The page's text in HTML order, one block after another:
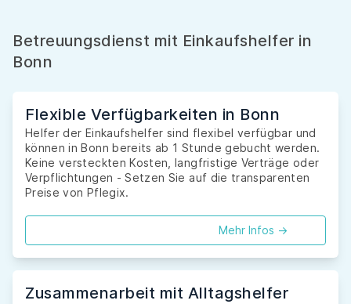
Betreuungsdienst mit Einkaufshelfer in
Bonn
Flexible Verfügbarkeiten in Bonn
Helfer der Einkaufshelfer sind flexibel verfügbar und
können in Bonn bereits ab 1 Stunde gebucht werden.
Keine versteckten Kosten, langfristige Verträge oder
Verpflichtungen - Setzen Sie auf die transparenten
Preise von Pflegix.
Mehr Infos ->
Zusammenarbeit mit Alltagshelfer